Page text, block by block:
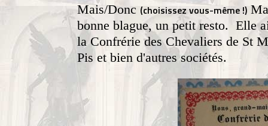
Mais/Donc (choisissez vous-même !)
bonne blague, un petit resto. Elle
la Confrérie des Chevaliers de St
Pis et bien d'autres sociétés.